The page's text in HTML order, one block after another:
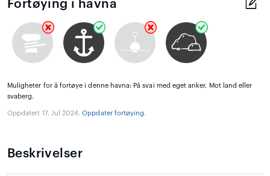
Fortøying i havna
Muligheter for å fortøye i denne havna: På svai med eget anker, Mot land eller
svaberg.
Oppdatert 17. Jul 2024.Oppdater fortøying.
Beskrivelser